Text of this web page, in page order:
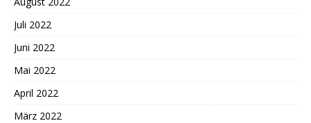
Juli 2022
Juni 2022
Mai 2022
April 2022
März 2022